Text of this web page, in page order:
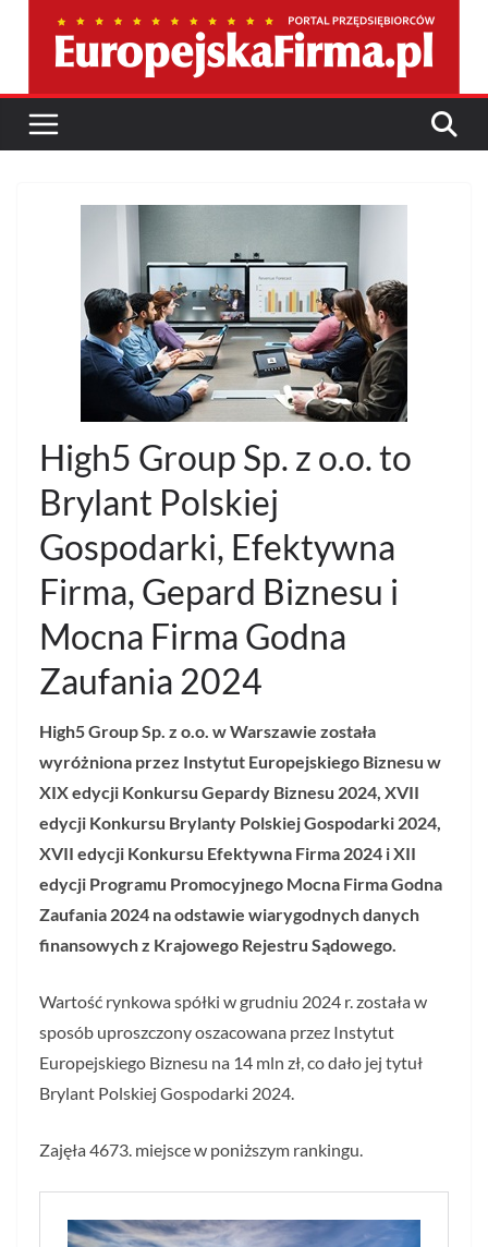
High5 Group Sp. z o.o. to
Brylant Polskiej
Gospodarki, Efektywna
Firma, Gepard Biznesu i
Mocna Firma Godna
Zaufania 2024
High5 Group Sp. z o.o. w Warszawie została
wyróżniona przez Instytut Europejskiego Biznesu w
XIX edycji Konkursu Gepardy Biznesu 2024, XVII
edycji Konkursu Brylanty Polskiej Gospodarki 2024,
XVII edycji Konkursu Efektywna Firma 2024 i XII
edycji Programu Promocyjnego Mocna Firma Godna
Zaufania 2024 na odstawie wiarygodnych danych
finansowych z Krajowego Rejestru Sądowego.
Wartość rynkowa spółki w grudniu 2024 r. została w
sposób uproszczony oszacowana przez Instytut
Europejskiego Biznesu na 14 mln zł, co dało jej tytuł
Brylant Polskiej Gospodarki 2024.
Zajęła 4673. miejsce w poniższym rankingu.